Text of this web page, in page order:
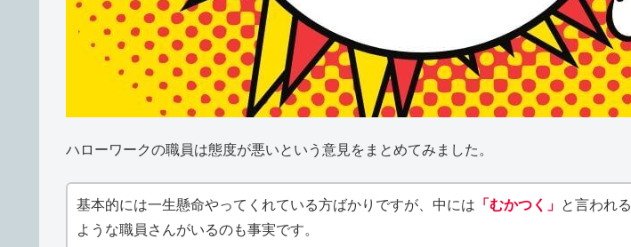
ハローワークの職員は態度が悪いという意見をまとめてみました。
基本的には一生懸命やってくれている方ばかりですが、中には 「むかつく」 と言われる
ような職員さんがいるのも事実です。